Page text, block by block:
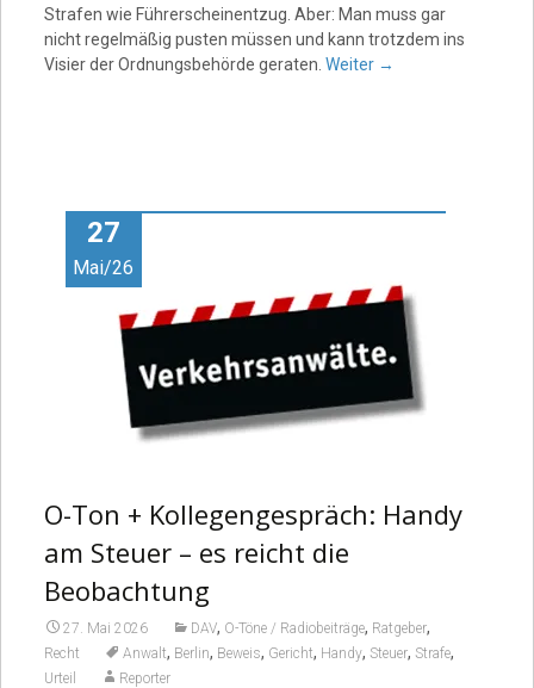
Strafen wie Führerscheinentzug. Aber: Man muss gar
nicht regelmäßig pusten müssen und kann trotzdem ins
Visier der Ordnungsbehörde geraten. Weiter →
27
Mai/26
O-Ton + Kollegengespräch: Handy
am Steuer – es reicht die
Beobachtung
27. Mai 2026 DAV, O-Töne / Radiobeiträge, Ratgeber,
Recht Anwalt, Berlin, Beweis, Gericht, Handy, Steuer, Strafe,
Urteil Reporter